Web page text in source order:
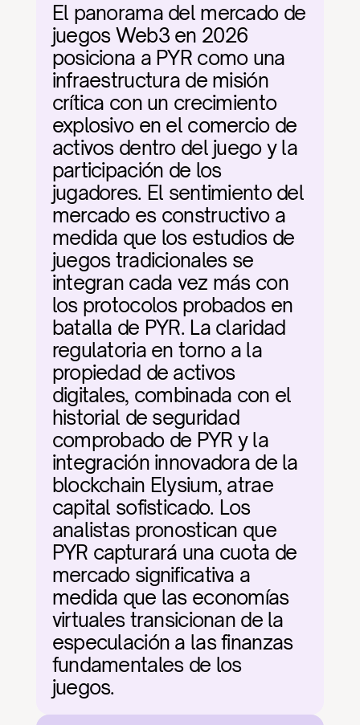
El panorama del mercado de
juegos Web3 en 2026
posiciona a PYR como una
infraestructura de misión
crítica con un crecimiento
explosivo en el comercio de
activos dentro del juego y la
participación de los
jugadores. El sentimiento del
mercado es constructivo a
medida que los estudios de
juegos tradicionales se
integran cada vez más con
los protocolos probados en
batalla de PYR. La claridad
regulatoria en torno a la
propiedad de activos
digitales, combinada con el
historial de seguridad
comprobado de PYR y la
integración innovadora de la
blockchain Elysium, atrae
capital sofisticado. Los
analistas pronostican que
PYR capturará una cuota de
mercado significativa a
medida que las economías
virtuales transicionan de la
especulación a las finanzas
fundamentales de los
juegos.